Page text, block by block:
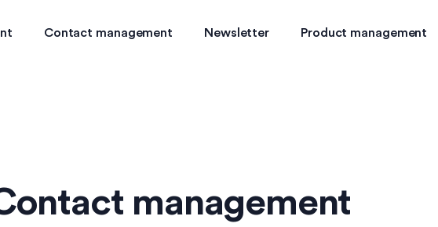
Contact management Newsletter Product management
management